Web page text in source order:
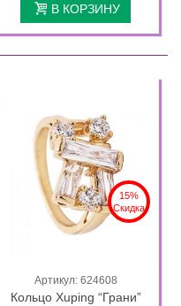
В КОРЗИНУ
15%
Скидка
Артикул: 624608
Кольцо Xuping “Грани”